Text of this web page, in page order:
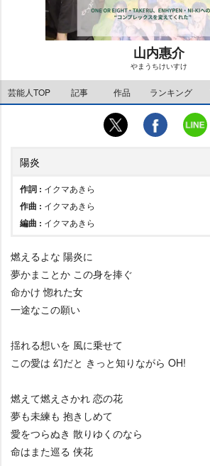
山内惠介
まうちけいすけ
芸能人TOP 記事 作品 ランキング
陽炎
作詞 : イクマあきら
作曲 : イクマあきら
編曲 : イクマあきら
燃えるよな 陽炎に
夢かまことか この身を捧ぐ
命かけ 惚れた女
一途なこの願い
揺れる想いを 風に乗せて
この愛は 幻だと きっと知りながら OH!
燃えて燃えさかれ 恋の花
夢も未練も 抱きしめて
愛をつらぬき 散りゆくのなら
命はまた巡る 侠花